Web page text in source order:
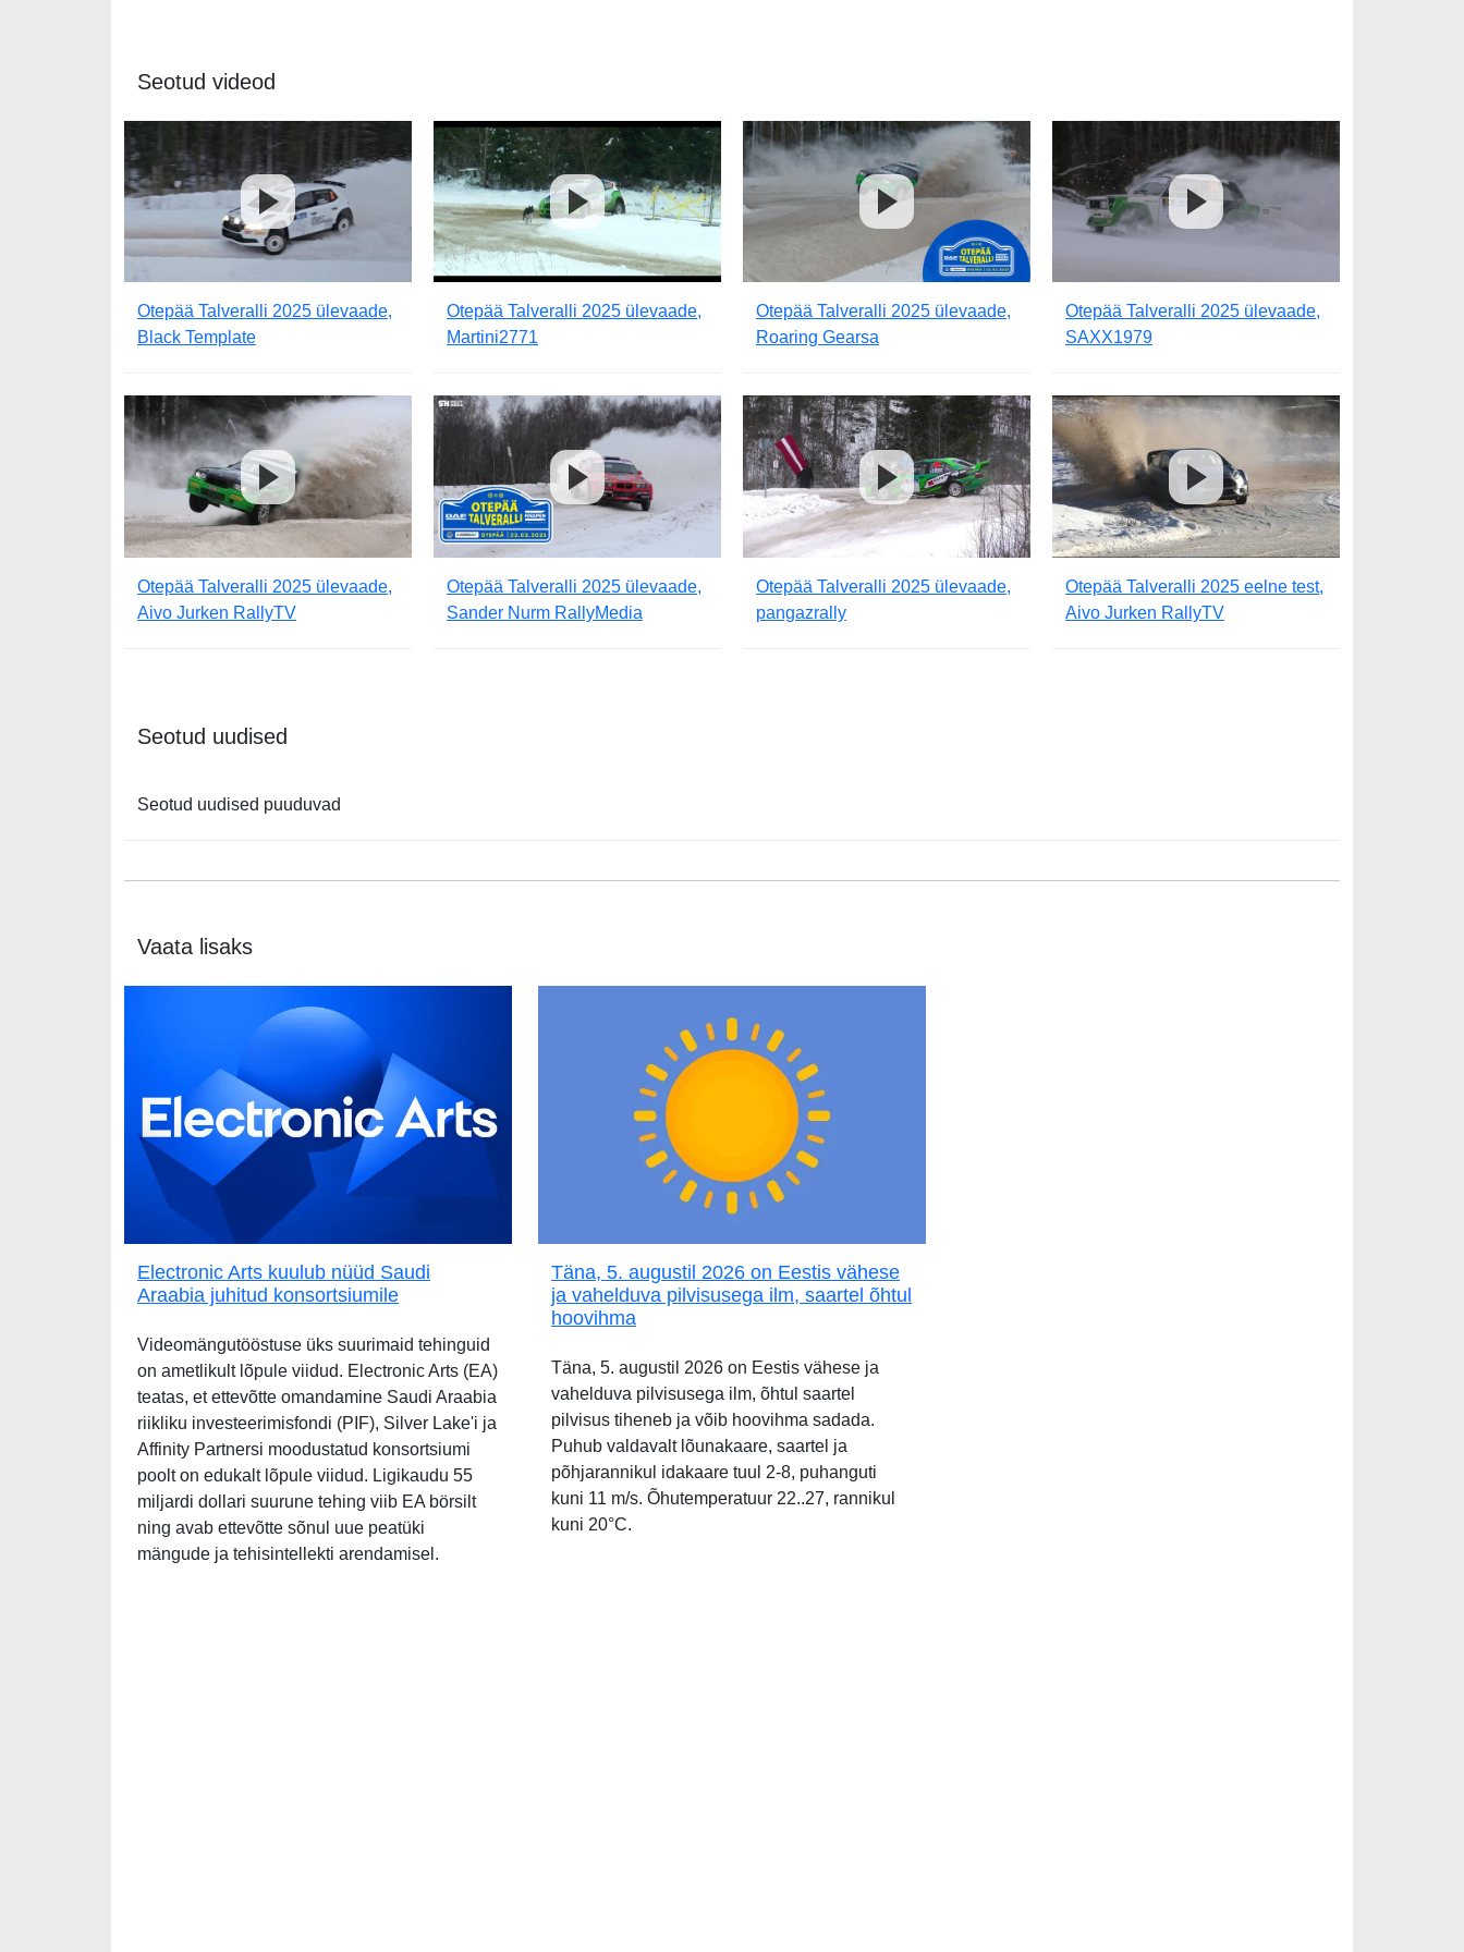
Seotud videod
Otepää Talveralli 2025 ülevaade,
Black Template
Otepää Talveralli 2025 ülevaade,
Martini2771
Otepää Talveralli 2025 ülevaade,
Roaring Gearsa
Otepää Talveralli 2025 ülevaade,
SAXX1979
Otepää Talveralli 2025 ülevaade,
Aivo Jurken RallyTV
Otepää Talveralli 2025 ülevaade,
Sander Nurm RallyMedia
Otepää Talveralli 2025 ülevaade,
pangazrally
Otepää Talveralli 2025 eelne test,
Aivo Jurken RallyTV
Seotud uudised
Seotud uudised puuduvad
Vaata lisaks
Electronic Arts kuulub nüüd Saudi
Araabia juhitud konsortsiumile
Videomängutööstuse üks suurimaid tehinguid
on ametlikult lõpule viidud. Electronic Arts (EA)
teatas, et ettevõtte omandamine Saudi Araabia
riikliku investeerimisfondi (PIF), Silver Lake'i ja
Affinity Partnersi moodustatud konsortsiumi
poolt on edukalt lõpule viidud. Ligikaudu 55
miljardi dollari suurune tehing viib EA börsilt
ning avab ettevõtte sõnul uue peatüki
mängude ja tehisintellekti arendamisel.
Täna, 5. augustil 2026 on Eestis vähese
ja vahelduva pilvisusega ilm, saartel õhtul
hoovihma
Täna, 5. augustil 2026 on Eestis vähese ja
vahelduva pilvisusega ilm, õhtul saartel
pilvisus tiheneb ja võib hoovihma sadada.
Puhub valdavalt lõunakaare, saartel ja
põhjarannikul idakaare tuul 2-8, puhanguti
kuni 11 m/s. Õhutemperatuur 22..27, rannikul
kuni 20°C.